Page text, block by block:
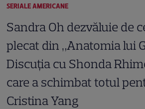
SERIALE AMERICANE
Sandra Oh dezvăluie de
plecat din „Anatomia lui
Discuția cu Shonda
care a schimbat totul
Cristina Yang